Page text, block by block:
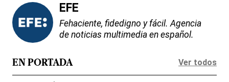
EFE
Fehaciente, fidedigno y fácil. Agencia
de noticias multimedia en español.
EN PORTADA Ver todos